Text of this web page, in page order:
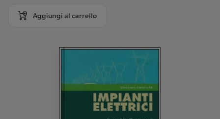
Aggiungi al carrello